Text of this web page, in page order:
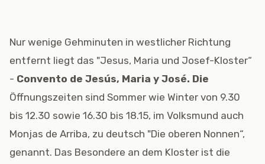
Nur wenige Gehminuten in westlicher Richtung
entfernt liegt das "Jesus, Maria und Josef-Kloster“
- Convento de Jesús, Maria y José. Die
Öffnungszeiten sind Sommer wie Winter von 9.30
bis 12.30 sowie 16.30 bis 18.15, im Volksmund auch
Monjas de Arriba, zu deutsch "Die oberen Nonnen“,
genannt. Das Besondere an dem Kloster ist die